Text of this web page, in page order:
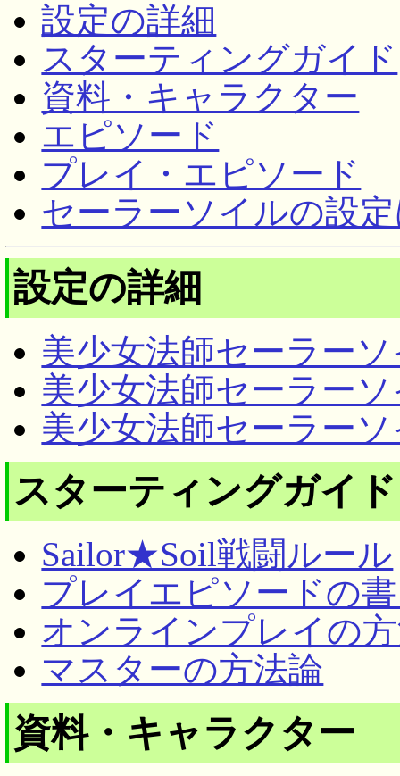
設定の詳細
スターティングガイド
資料・キャラクター
エピソード
プレイ・エピソード
セーラーソイルの設
設定の詳細
美少女法師セーラー
美少女法師セーラー
美少女法師セーラー
スターティングガイド
Sailor★Soil戦闘ルール
プレイエピソードの
オンラインプレイの
マスターの方法論
資料・キャラクター